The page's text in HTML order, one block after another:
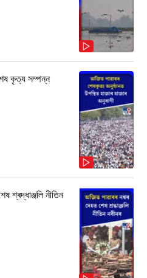
কৃত্য সম্পন্ন
শ্ৰদ্ধাঞ্জলি নীতিন